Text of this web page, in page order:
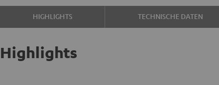
HIGHLIGHTS TECHNISCHE DATEN
Highlights